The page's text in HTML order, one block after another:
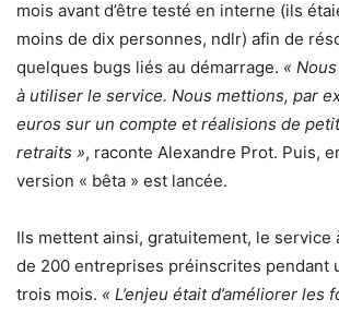
mois avant d’être testé en interne (ils
moins de dix personnes, ndlr) afin de
quelques bugs liés au démarrage. «
à utiliser le service. Nous mettions, par
euros sur un compte et réalisions de
retraits », raconte Alexandre Prot. Puis,
version « bêta » est lancée.
Ils mettent ainsi, gratuitement, le service
de 200 entreprises préinscrites pendant
trois mois. « L’enjeu était d’améliorer les